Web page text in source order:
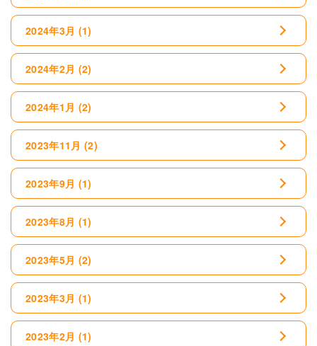
2024年3月 (1)
2024年2月 (2)
2024年1月 (2)
2023年11月 (2)
2023年9月 (1)
2023年8月 (1)
2023年5月 (2)
2023年3月 (1)
2023年2月 (1)